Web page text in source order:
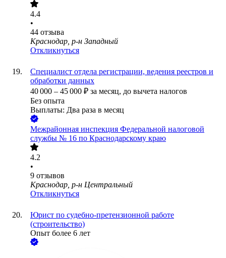
4.4
•
44 отзыва
Краснодар, р-н Западный
Откликнуться
Специалист отдела регистрации, ведения реестров и
обработки данных
40 000 – 45 000 ₽ за месяц, до вычета налогов
Без опыта
Выплаты: Два раза в месяц
Межрайонная инспекция Федеральной налоговой
службы № 16 по Краснодарскому краю
4.2
•
9 отзывов
Краснодар, р-н Центральный
Откликнуться
Юрист по судебно-претензионной работе
(строительство)
Опыт более 6 лет